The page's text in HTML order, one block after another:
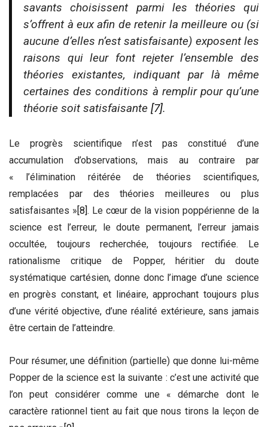
savants choisissent parmi les théories qui
s’offrent à eux afin de retenir la meilleure ou (si
aucune d’elles n’est satisfaisante) exposent les
raisons qui leur font rejeter l’ensemble des
théories existantes, indiquant par là même
certaines des conditions à remplir pour qu’une
théorie soit satisfaisante[7].
Le progrès scientifique n’est pas constitué d’une
accumulation d’observations, mais au contraire par
« l’élimination réitérée de théories scientifiques,
remplacées par des théories meilleures ou plus
satisfaisantes »[8]. Le cœur de la vision poppérienne de la
science est l’erreur, le doute permanent, l’erreur jamais
occultée, toujours recherchée, toujours rectifiée. Le
rationalisme critique de Popper, héritier du doute
systématique cartésien, donne donc l’image d’une science
en progrès constant, et linéaire, approchant toujours plus
d’une vérité objective, d’une réalité extérieure, sans jamais
être certain de l’atteindre.
Pour résumer, une définition (partielle) que donne lui-même
Popper de la science est la suivante : c’est une activité que
l’on peut considérer comme une « démarche dont le
caractère rationnel tient au fait que nous tirons la leçon de